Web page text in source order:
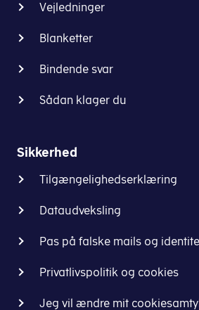
Vejledninger
Blanketter
Bindende svar
Sådan klager du
Sikkerhed
Tilgængelighedserklæring
Dataudveksling
Pas på falske mails og
Privatlivspolitik og cookies
Jeg vil ændre mit